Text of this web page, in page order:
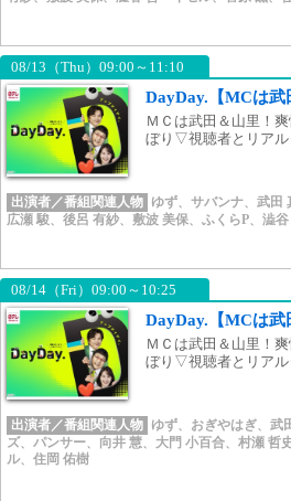
08/13（Thu）09:00～11:10
DayDay.【MCは
ＭＣは武田＆山里！
ぼり▽視聴者とリア
出演者／番組関連人物 ゆず、 サバンナ、 武田
広瀬 駿、 後呂 有紗、 敷波 美保、 ふくらP、 澁
08/14（Fri）09:00～10:25
DayDay.【MCは
ＭＣは武田＆山里！
ぼり▽視聴者とリア
出演者／番組関連人物 ゆず、 おぎやはぎ、 武
ズ、 パンサー、 向井 慧、 大門 小百合、 村瀬 哲
ル、 住岡 佑樹